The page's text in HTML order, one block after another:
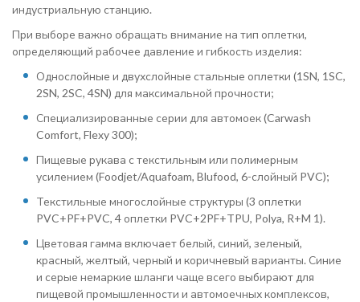
индустриальную станцию.
При выборе важно обращать внимание на тип оплетки,
определяющий рабочее давление и гибкость изделия:
Однослойные и двухслойные стальные оплетки (1SN, 1SC,
2SN, 2SC, 4SN) для максимальной прочности;
Специализированные серии для автомоек (Carwash
Comfort, Flexy 300);
Пищевые рукава с текстильным или полимерным
усилением (Foodjet/Aquafoam, Blufood, 6-слойный PVC);
Текстильные многослойные структуры (3 оплетки
PVC+PF+PVC, 4 оплетки PVC+2PF+TPU, Polya, R+M 1).
Цветовая гамма включает белый, синий, зеленый,
красный, желтый, черный и коричневый варианты. Синие
и серые немаркие шланги чаще всего выбирают для
пищевой промышленности и автомоечных комплексов,